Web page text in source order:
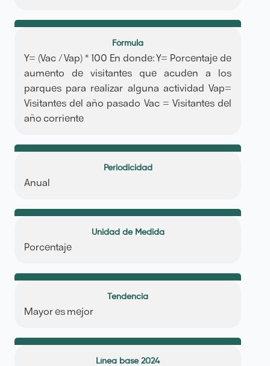
Fórmula
Y= (Vac / Vap) * 100 En donde: Y= Porcentaje de
aumento de visitantes que acuden a los
parques para realizar alguna actividad Vap=
Visitantes del año pasado Vac = Visitantes del
año corriente
Periodicidad
Anual
Unidad de Medida
Porcentaje
Tendencia
Mayor es mejor
Línea base 2024